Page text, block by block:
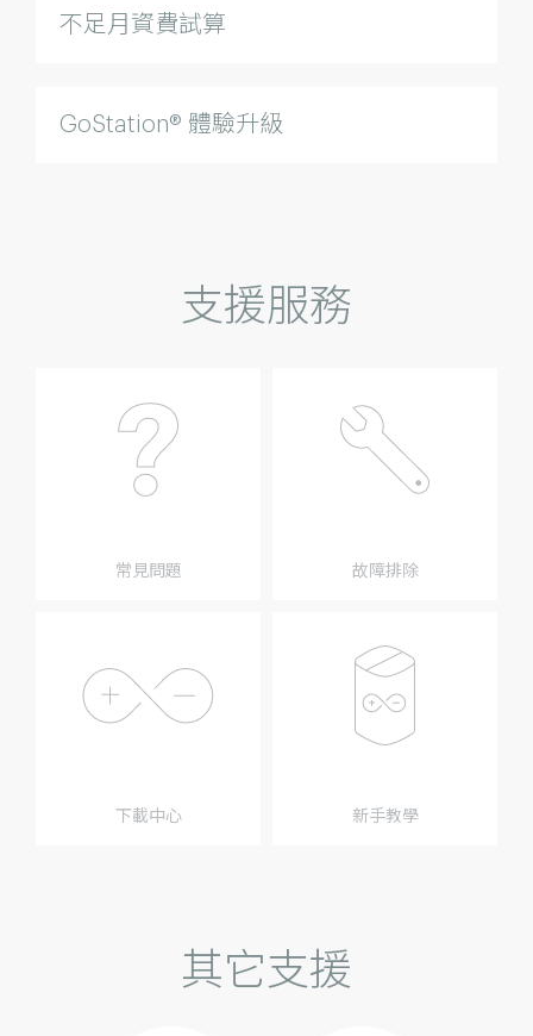
不足月資費試算
GoStation® 體驗升級
支援服務
常見問題 故障排除
下載中心 新手教學
其它支援